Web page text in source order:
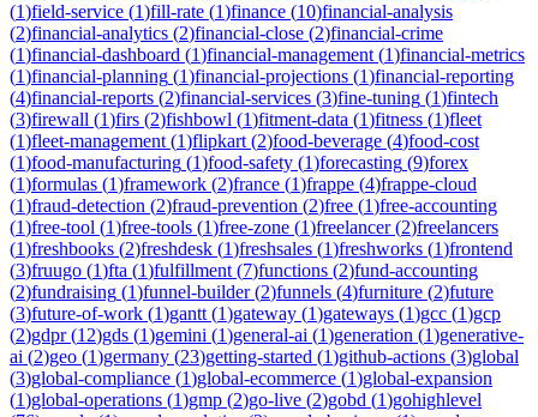
(1)field-service (1)fill-rate (1)finance (10)financial-analysis
(2)financial-analytics (2)financial-close (2)financial-crime
(1)financial-dashboard (1)financial-management (1)financial-metrics
(1)financial-planning (1)financial-projections (1)financial-reporting
(4)financial-reports (2)financial-services (3)fine-tuning (1)fintech
(3)firewall (1)firs (2)fishbowl (1)fitment-data (1)fitness (1)fleet
(1)fleet-management (1)flipkart (2)food-beverage (4)food-cost
(1)food-manufacturing (1)food-safety (1)forecasting (9)forex
(1)formulas (1)framework (2)france (1)frappe (4)frappe-cloud
(1)fraud-detection (2)fraud-prevention (2)free (1)free-accounting
(1)free-tool (1)free-tools (1)free-zone (1)freelancer(2)freelancers
(1)freshbooks (2)freshdesk (1)freshsales (1)freshworks (1)frontend
(3)fruugo (1)fta (1)fulfillment (7)functions (2)fund-accounting
(2)fundraising (1)funnel-builder(2)funnels (4)furniture (2)future
(3)future-of-work (1)gantt (1)gateway (1)gateways (1)gcc (1)gcp
(2)gdpr(12)gds (1)gemini (1)general-ai (1)generation (1)generative-
ai (2)geo (1)germany (23)getting-started (1)github-actions (3)global
(3)global-compliance (1)global-ecommerce (1)global-expansion
(1)global-operations (1)gmp (2)go-live (2)gobd (1)gohighlevel